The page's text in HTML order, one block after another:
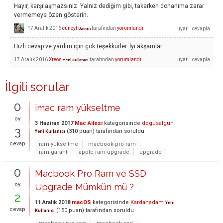
Hayır, karşılaşmazsınız. Yalnız dediğim gibi, takarken donanıma zarar
vermemeye özen gösterin.
17 Aralık 2016cüneyt Uzman tarafından yorumlandı
Hızlı cevap ve yardım için çok teşekkürler. İyi akşamlar.
17 Aralık 2016Xreos Yeni Kullanıcı tarafından yorumlandı
İlgili sorular
0
oy
3
cevap
imac ram yükseltme
3 Haziran 2017 Mac Ailesi kategorisinde dogusalgun
Yeni Kullanıcı (310 puan) tarafından soruldu
ram-yükseltme
macbook-pro-ram
ram-garanti
apple-ram-upgrade upgrade
0
oy
2
cevap
Macbook Pro Ram ve SSD
Upgrade Mümkün mü ?
11 Aralık 2018 macOS kategorisinde Kardanadam Yeni
Kullanıcı (150 puan) tarafından soruldu